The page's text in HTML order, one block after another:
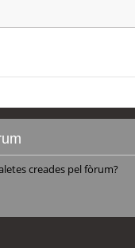
creades pel fòrum?